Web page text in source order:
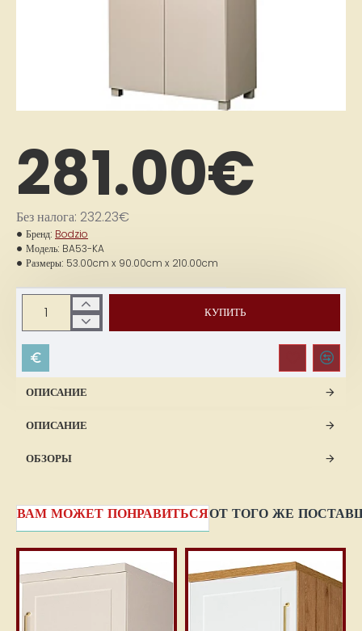
281.00€
Без налога: 232.23€
Бренд: Bodzio
Модель: BA53-KA
Размеры: 53.00cm x 90.00cm x 210.00cm
КУПИТЬ
ОПИСАНИЕ
ОПИСАНИЕ
ОБЗОРЫ
ВАМ МОЖЕТ ПОНРАВИТЬСЯОТ ТОГО ЖЕ